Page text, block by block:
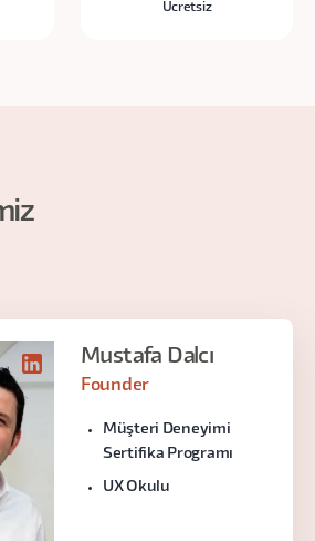
Ücretsiz
Mustafa Dalcı
Founder
Müşteri Deneyimi
Sertifika Programı
UX Okulu